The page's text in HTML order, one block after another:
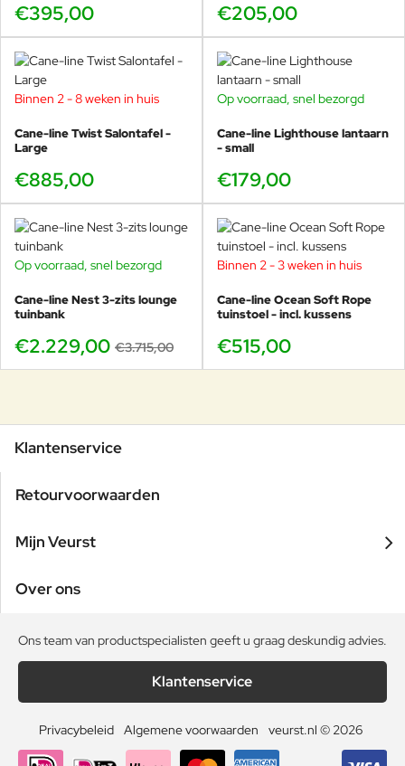
€395,00 €205,00
Binnen 2 - 8 weken in huis
Cane-line Twist Salontafel -
Large
€885,00
Op voorraad, snel bezorgd
Cane-line Lighthouse lantaarn
- small
€179,00
-40%
Op voorraad, snel bezorgd
Cane-line Nest 3-zits lounge
tuinbank
€2.229,00 €3.715,00
Binnen 2 - 3 weken in huis
Cane-line Ocean Soft Rope
tuinstoel - incl. kussens
€515,00
Klantenservice
Retourvoorwaarden
Mijn Veurst
Over ons
Ons team van productspecialisten geeft u graag deskundig advies.
Klantenservice
Privacybeleid Algemene voorwaarden veurst.nl © 2026